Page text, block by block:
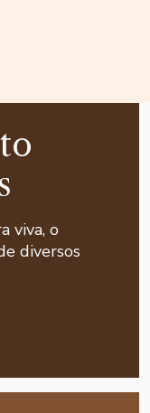
viva, o
diversos